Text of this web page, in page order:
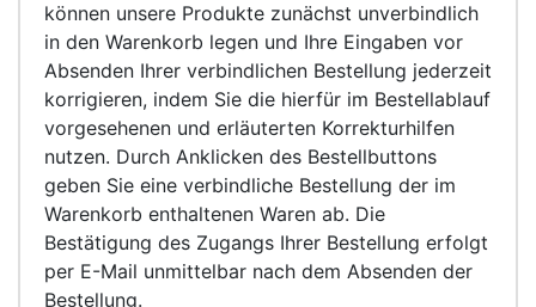
können unsere Produkte zunächst unverbindlich
in den Warenkorb legen und Ihre Eingaben vor
Absenden Ihrer verbindlichen Bestellung jederzeit
korrigieren, indem Sie die hierfür im Bestellablauf
vorgesehenen und erläuterten Korrekturhilfen
nutzen. Durch Anklicken des Bestellbuttons
geben Sie eine verbindliche Bestellung der im
Warenkorb enthaltenen Waren ab. Die
Bestätigung des Zugangs Ihrer Bestellung erfolgt
per E-Mail unmittelbar nach dem Absenden der
Bestellung.